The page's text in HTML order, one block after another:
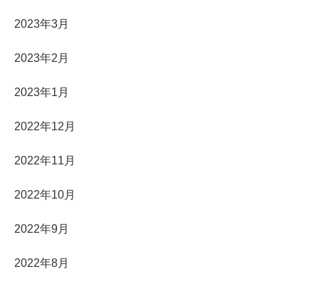
2023年3月
2023年2月
2023年1月
2022年12月
2022年11月
2022年10月
2022年9月
2022年8月